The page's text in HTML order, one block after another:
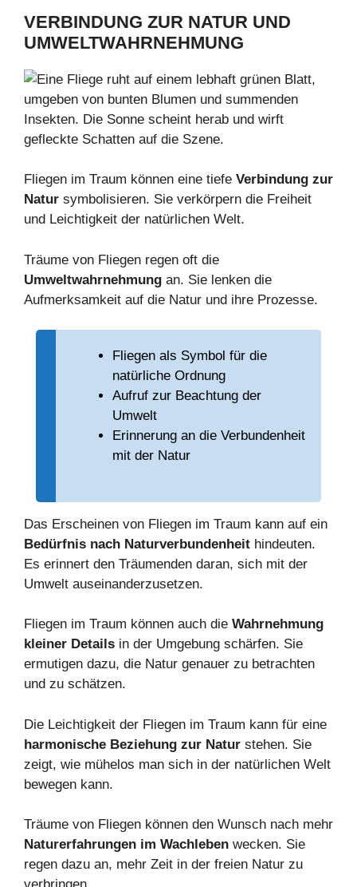
VERBINDUNG ZUR NATUR UND
UMWELTWAHRNEHMUNG
Fliegen im Traum können eine tiefe Verbindung zur
Natur symbolisieren. Sie verkörpern die Freiheit
und Leichtigkeit der natürlichen Welt.
Träume von Fliegen regen oft die
Umweltwahrnehmung an. Sie lenken die
Aufmerksamkeit auf die Natur und ihre Prozesse.
Fliegen als Symbol für die
natürliche Ordnung
Aufruf zur Beachtung der
Umwelt
Erinnerung an die Verbundenheit
mit der Natur
Das Erscheinen von Fliegen im Traum kann auf ein
Bedürfnis nach Naturverbundenheit hindeuten.
Es erinnert den Träumenden daran, sich mit der
Umwelt auseinanderzusetzen.
Fliegen im Traum können auch die Wahrnehmung
kleiner Details in der Umgebung schärfen. Sie
ermutigen dazu, die Natur genauer zu betrachten
und zu schätzen.
Die Leichtigkeit der Fliegen im Traum kann für eine
harmonische Beziehung zur Natur stehen. Sie
zeigt, wie mühelos man sich in der natürlichen Welt
bewegen kann.
Träume von Fliegen können den Wunsch nach mehr
Naturerfahrungen im Wachleben wecken. Sie
regen dazu an, mehr Zeit in der freien Natur zu